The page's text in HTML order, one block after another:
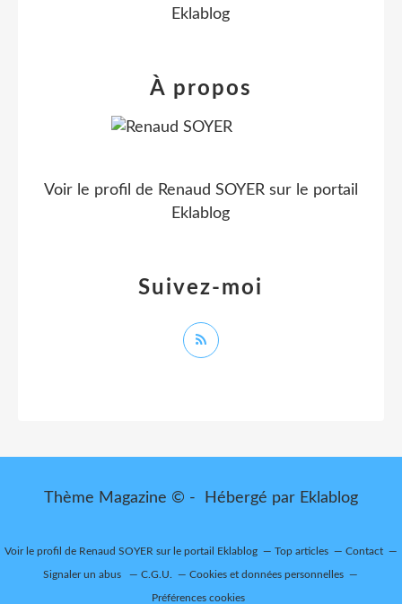
Eklablog
Suivez-moi
À propos
Voir le profil de Renaud SOYER sur le portail
Eklablog
Thème Magazine © - Hébergé par Eklablog
Voir le profil de Renaud SOYER sur le portail Eklablog Top articles Contact
Signaler un abus C.G.U. Cookies et données personnelles
Préférences cookies